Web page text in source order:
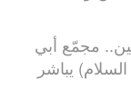
مجمّع أبي
يباشر